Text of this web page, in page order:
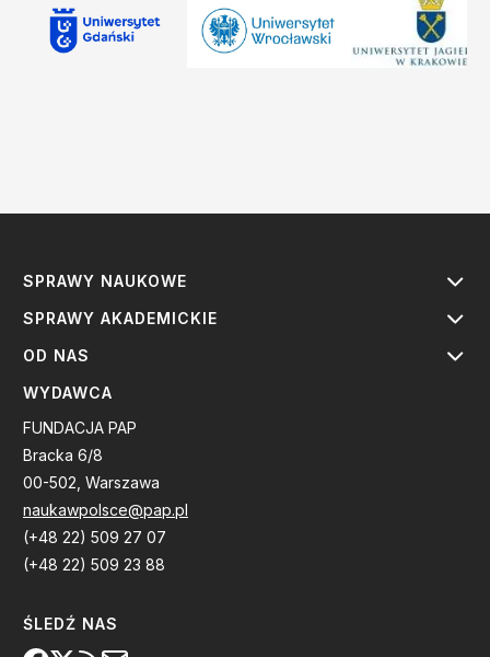
SPRAWY NAUKOWE
SPRAWY AKADEMICKIE
OD NAS
WYDAWCA
FUNDACJA PAP
Bracka 6/8
00-502, Warszawa
naukawpolsce@pap.pl
(+48 22) 509 27 07
(+48 22) 509 23 88
ŚLEDŹ NAS